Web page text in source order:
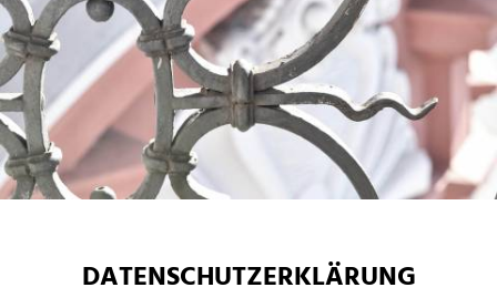
DATENSCHUTZERKLÄRUNG